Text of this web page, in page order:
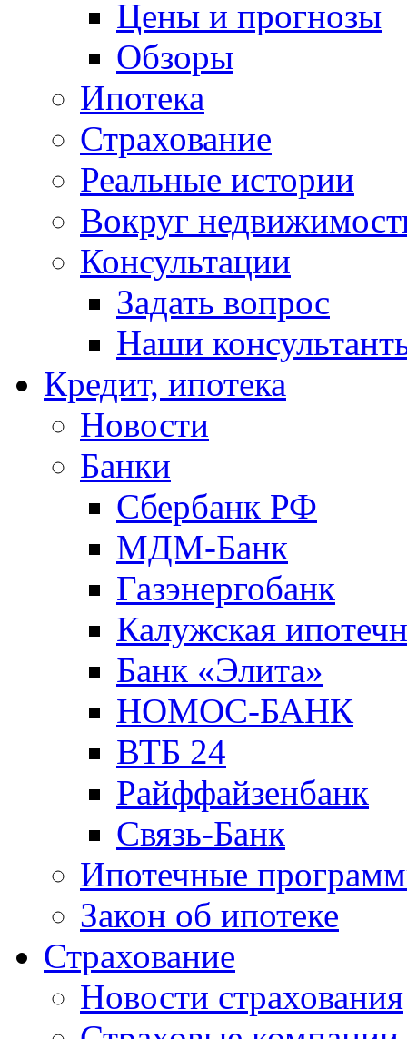
Цены и прогнозы
Обзоры
Ипотека
Страхование
Реальные истории
Вокруг
Консультации
Задать вопрос
Наши
Кредит, ипотека
Новости
Банки
Сбербанк РФ
МДМ-Банк
Газэнергобанк
Калужская
Банк «Элита»
НОМОС-БАНК
ВТБ 24
Райффайзенбанк
Связь-Банк
Ипотечные
Закон об ипотеке
Страхование
Новости страхования